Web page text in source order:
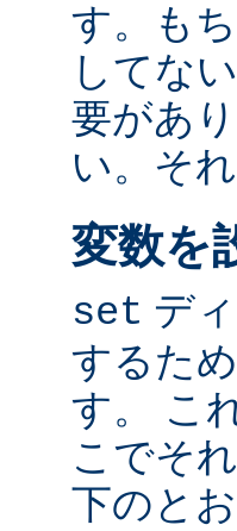
す。も
してな
要があ
い。そ
変数を
set デ
するた
す。 こ
こでそ
下のと